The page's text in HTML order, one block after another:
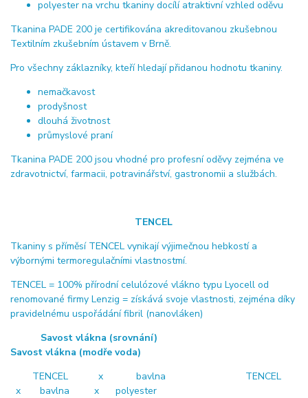
polyester na vrchu tkaniny docílí atraktivní vzhled oděvu
Tkanina PADE 200 je certifikována akreditovanou zkušebnou
Textilním zkušebním ústavem v Brně.
Pro všechny záklazníky, kteří hledají přidanou hodnotu tkaniny.
nemačkavost
prodyšnost
dlouhá životnost
průmyslové praní
Tkanina PADE 200 jsou vhodné pro profesní oděvy zejména ve
zdravotnictví, farmacii, potravinářství, gastronomii a službách.
TENCEL
Tkaniny s příměsí TENCEL vynikají výjimečnou hebkostí a
výbornými termoregulačními vlastnostmí.
TENCEL = 100% přírodní celulózové vlákno typu Lyocell od
renomované firmy Lenzig = získává svoje vlastnosti, zejména díky
pravidelnému uspořádání fibril (nanovláken)
Savost vlákna (srovnání)
Savost vlákna (modře voda)
TENCEL x bavlna TENCEL
x bavlna x polyester